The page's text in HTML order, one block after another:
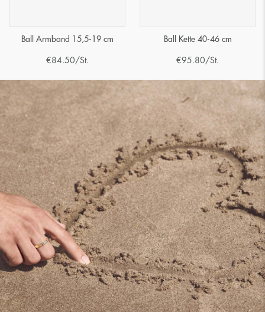
Ball Armband 15,5-19 cm
€84.50/St.
Ball Kette 40-46 cm
€95.80/St.